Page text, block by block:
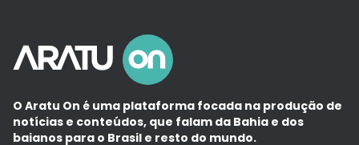
O Aratu On é uma plataforma focada na produção de
notícias e conteúdos, que falam da Bahia e dos
baianos para o Brasil e resto do mundo.